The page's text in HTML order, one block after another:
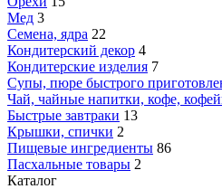
Мед 3
Семена, ядра 22
Кондитерский декор 4
Кондитерские изделия 7
Супы, пюре быстрого
Чай, чайные напитки, кофе,
Быстрые завтраки 13
Крышки, спички 2
Пищевые ингредиенты 86
Пасхальные товары 2
Каталог